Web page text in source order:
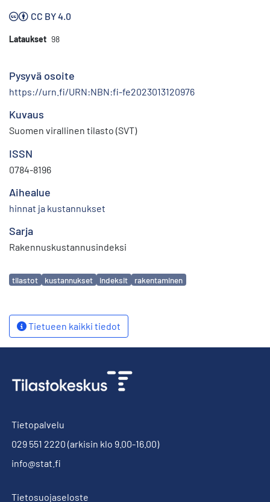
CC BY 4.0
Lataukset 98
Pysyvä osoite
https://urn.fi/URN:NBN:fi-fe2023013120976
Kuvaus
Suomen virallinen tilasto (SVT)
ISSN
0784-8196
Aihealue
hinnat ja kustannukset
Sarja
Rakennuskustannusindeksi
Avainsanat
tilastot kustannukset indeksit rakentaminen
Tietueen kaikki tiedot
Tietopalvelu
029 551 2220 (arkisin klo 9.00-16.00)
info@stat.fi
Tietosuojaseloste